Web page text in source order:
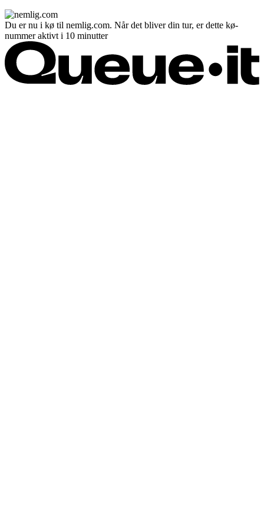
Du er nu i kø til nemlig.com. Når det bliver din tur, er dette kø-
nummer aktivt i 10 minutter